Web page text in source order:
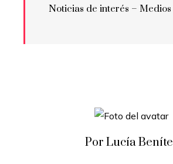
Noticias de interés –
Por Lucía